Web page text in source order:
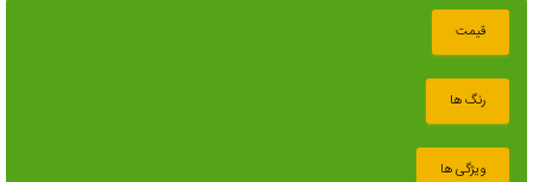
قیمت
رنگ ها
ویژگی ها